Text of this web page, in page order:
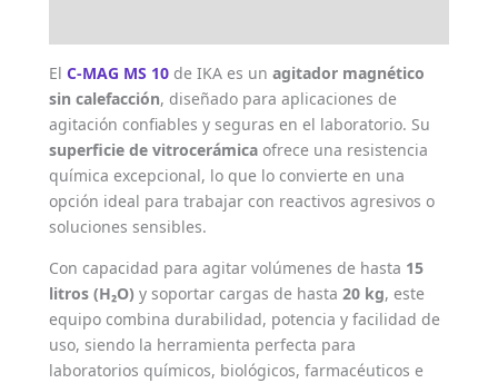
El C-MAG MS 10 de IKA es un agitador magnético
sin calefacción, diseñado para aplicaciones de
agitación confiables y seguras en el laboratorio. Su
superficie de vitrocerámica ofrece una resistencia
química excepcional, lo que lo convierte en una
opción ideal para trabajar con reactivos agresivos o
soluciones sensibles.
Con capacidad para agitar volúmenes de hasta 15
litros (H₂O) y soportar cargas de hasta 20 kg, este
equipo combina durabilidad, potencia y facilidad de
uso, siendo la herramienta perfecta para
laboratorios químicos, biológicos, farmacéuticos e